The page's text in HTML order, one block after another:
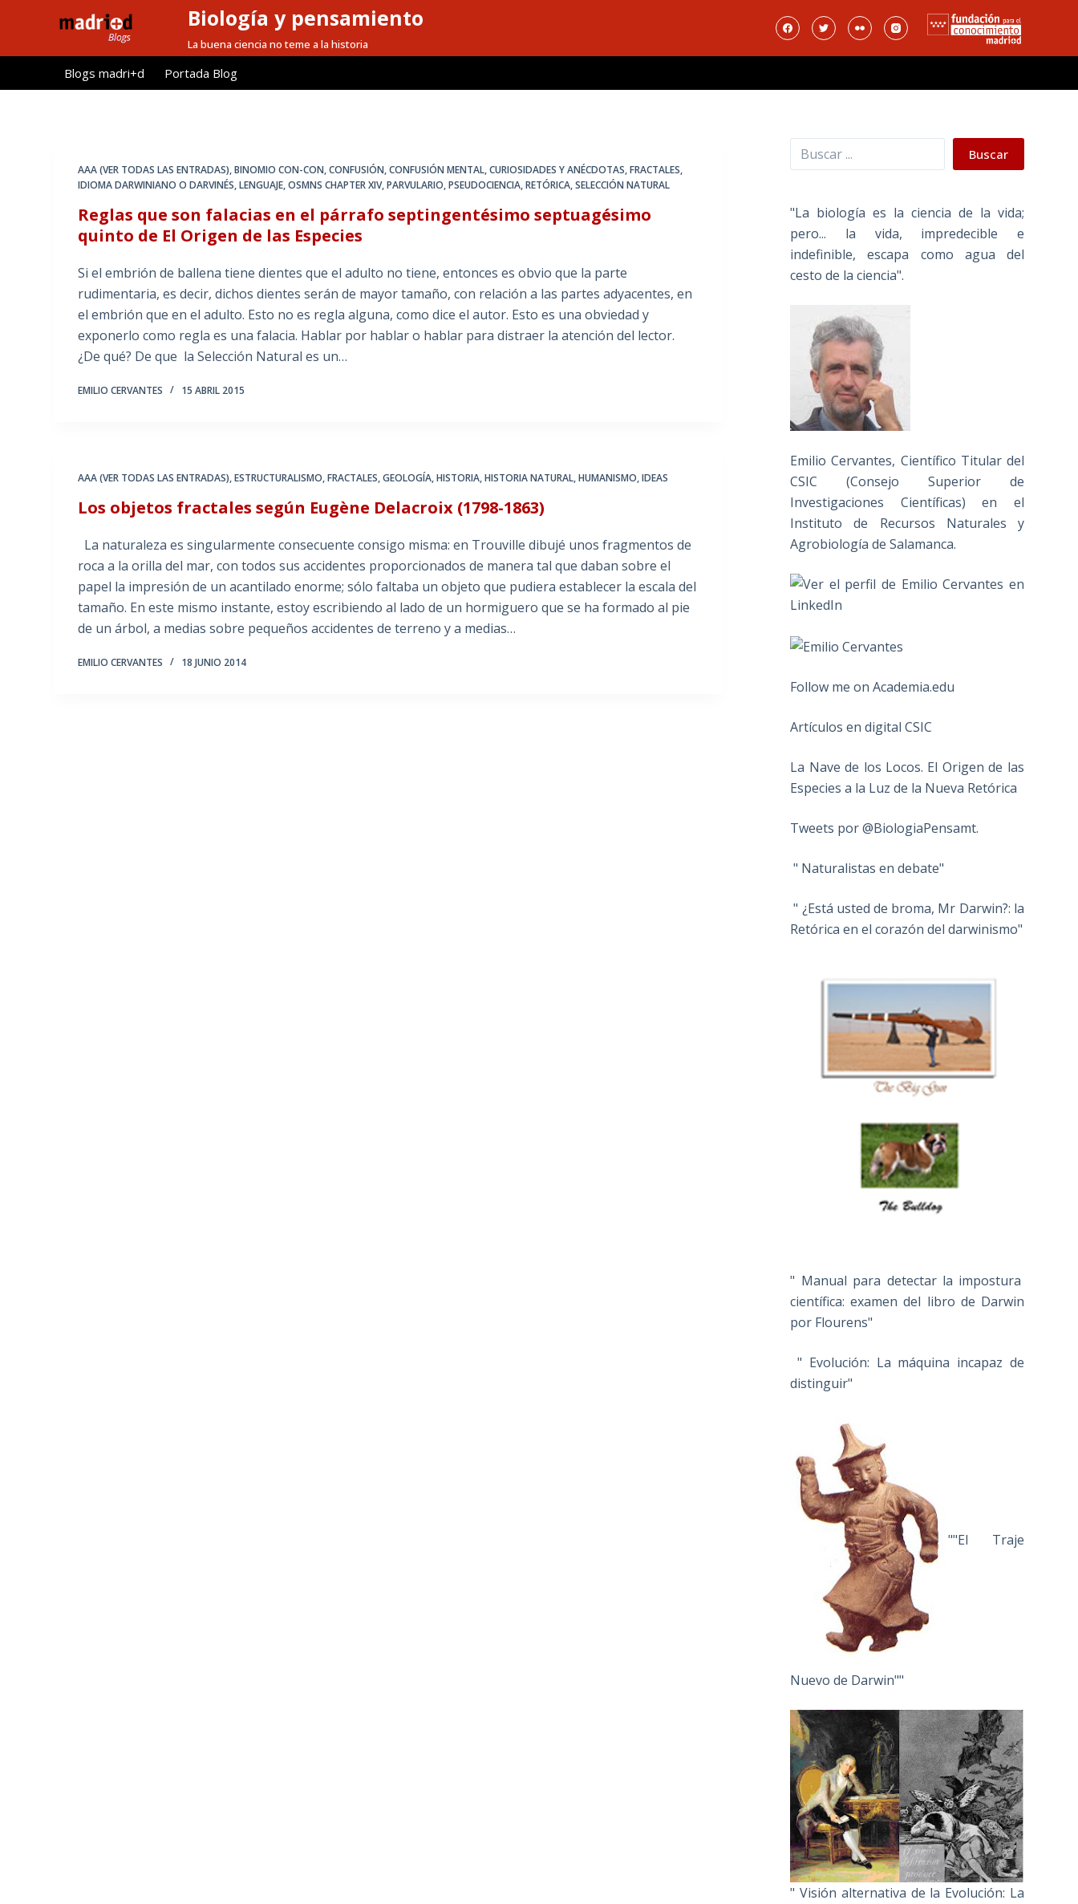
l
Biología y pensamiento
La buena ciencia no teme a la historia
Blogs madri+d Portada Blog
AAA (VER TODAS LAS ENTRADAS),BINOMIO CON-CON,CONFUSIÓN,CONFUSIÓN MENTAL,CURIOSIDADES Y ANÉCDOTAS,FRACTALES,
IDIOMA DARWINIANO O DARVINÉS,LENGUAJE,OSMNS CHAPTER XIV,PARVULARIO,PSEUDOCIENCIA,RETÓRICA,SELECCIÓN NATURAL
Reglas que son falacias en el párrafo septingentésimo septuagésimo
quinto de El Origen de las Especies
Si el embrión de ballena tiene dientes que el adulto no tiene, entonces es obvio que la parte
rudimentaria, es decir, dichos dientes serán de mayor tamaño, con relación a las partes adyacentes, en
el embrión que en el adulto. Esto no es regla alguna, como dice el autor. Esto es una obviedad y
exponerlo como regla es una falacia. Hablar por hablar o hablar para distraer la atención del lector.
¿De qué? De que la Selección Natural es un…
EMILIO CERVANTES 15 ABRIL 2015
AAA (VER TODAS LAS ENTRADAS),ESTRUCTURALISMO,FRACTALES,GEOLOGÍA,HISTORIA,HISTORIA NATURAL,HUMANISMO,IDEAS
Los objetos fractales según Eugène Delacroix (1798-1863)
La naturaleza es singularmente consecuente consigo misma: en Trouville dibujé unos fragmentos de
roca a la orilla del mar, con todos sus accidentes proporcionados de manera tal que daban sobre el
papel la impresión de un acantilado enorme; sólo faltaba un objeto que pudiera establecer la escala del
tamaño. En este mismo instante, estoy escribiendo al lado de un hormiguero que se ha formado al pie
de un árbol, a medias sobre pequeños accidentes de terreno y a medias…
EMILIO CERVANTES 18 JUNIO 2014
Buscar Buscar
"La biología es la ciencia de la vida;
pero... la vida, impredecible e
indefinible, escapa como agua del
cesto de la ciencia".
Emilio Cervantes, Científico Titular del
CSIC (Consejo Superior de
Investigaciones Científicas) en el
Instituto de Recursos Naturales y
Agrobiología de Salamanca.
Follow me on Academia.edu
Artículos en digital CSIC
La Nave de los Locos. El Origen de las
Especies a la Luz de la Nueva Retórica
Tweets por @BiologiaPensamt.
" Naturalistas en debate"
" ¿Está usted de broma, Mr Darwin?: la
Retórica en el corazón del darwinismo"
" Manual para detectar la impostura
científica: examen del libro de Darwin
por Flourens"
" Evolución: La máquina incapaz de
distinguir"
""El Traje
Nuevo de Darwin""
" Visión alternativa de la Evolución: La